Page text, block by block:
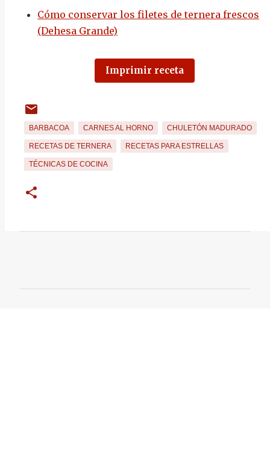
Cómo conservar los filetes de ternera frescos
(Dehesa Grande)
Imprimir receta
BARBACOA CARNES AL HORNO CHULETÓN MADURADO
RECETAS DE TERNERA RECETAS PARA ESTRELLAS
TÉCNICAS DE COCINA